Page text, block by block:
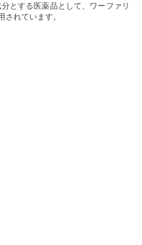
とする医薬品として、ワーファリ
されています。